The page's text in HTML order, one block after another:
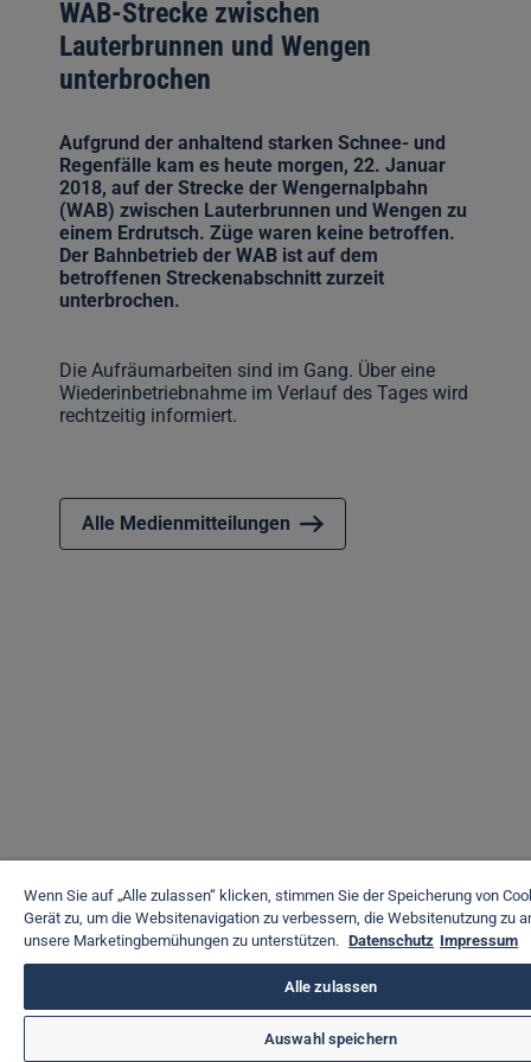
WAB-Strecke zwischen
Lauterbrunnen und Wengen
unterbrochen
Aufgrund der anhaltend starken Schnee- und
Regenfälle kam es heute morgen, 22. Januar
2018, auf der Strecke der Wengernalpbahn
(WAB) zwischen Lauterbrunnen und Wengen zu
einem Erdrutsch. Züge waren keine betroffen.
Der Bahnbetrieb der WAB ist auf dem
betroffenen Streckenabschnitt zurzeit
unterbrochen.
Die Aufräumarbeiten sind im Gang. Über eine
Wiederinbetriebnahme im Verlauf des Tages wird
rechtzeitig informiert.
Alle Medienmitteilungen
Wenn Sie auf „Alle zulassen“ klicken, stimmen Sie der Speicherung von
Gerät zu, um die Websitenavigation zu verbessern, die Websitenutzung zu
unsere Marketingbemühungen zu unterstützen. Datenschutz Impressum
Alle zulassen
Auswahl speichern